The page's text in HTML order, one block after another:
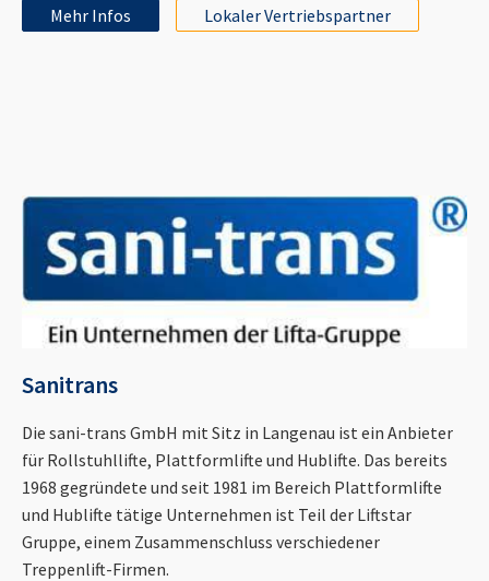
Mehr Infos Lokaler Vertriebspartner
Sanitrans
Die sani-trans GmbH mit Sitz in Langenau ist ein Anbieter
für Rollstuhllifte, Plattformlifte und Hublifte. Das bereits
1968 gegründete und seit 1981 im Bereich Plattformlifte
und Hublifte tätige Unternehmen ist Teil der Liftstar
Gruppe, einem Zusammenschluss verschiedener
Treppenlift-Firmen.